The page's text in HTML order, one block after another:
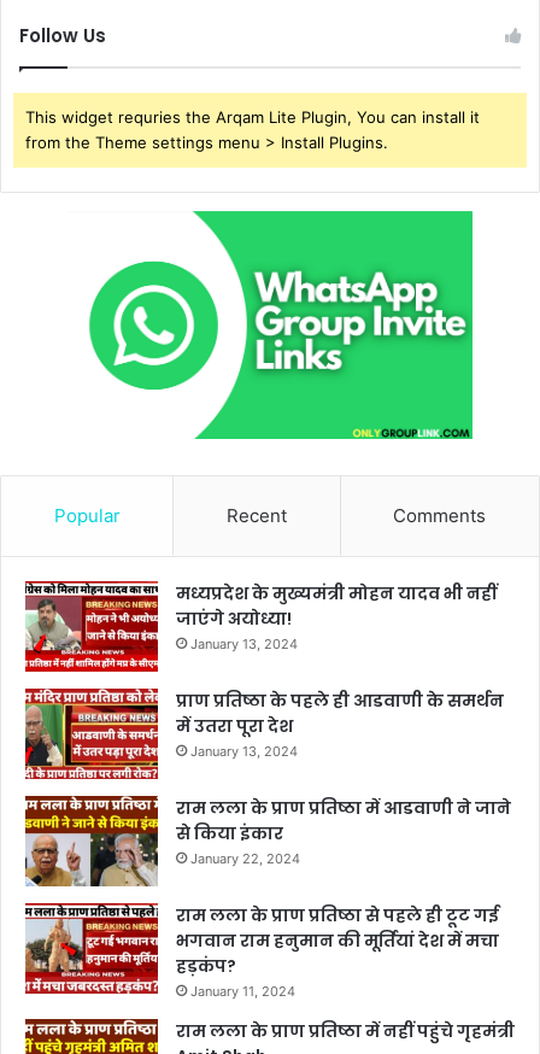
Follow Us
This widget requries the Arqam Lite Plugin, You can install it
from the Theme settings menu > Install Plugins.
Popular Recent Comments
मध्यप्रदेश के मुख्यमंत्री मोहन यादव भी नहीं
जाएंगे अयोध्या!
January 13, 2024
प्राण प्रतिष्ठा के पहले ही आडवाणी के समर्थन
में उतरा पूरा देश
January 13, 2024
राम लला के प्राण प्रतिष्ठा में आडवाणी ने जाने
से किया इंकार
January 22, 2024
राम लला के प्राण प्रतिष्ठा से पहले ही टूट गई
भगवान राम हनुमान की मूर्तियां देश में मचा
हड़कंप?
January 11, 2024
राम लला के प्राण प्रतिष्ठा में नहीं पहुंचे गृहमंत्री